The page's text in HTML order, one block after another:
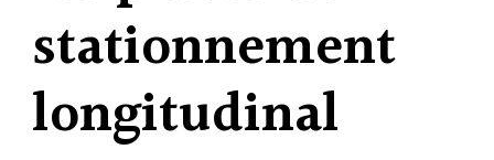
stationnement
longitudinal